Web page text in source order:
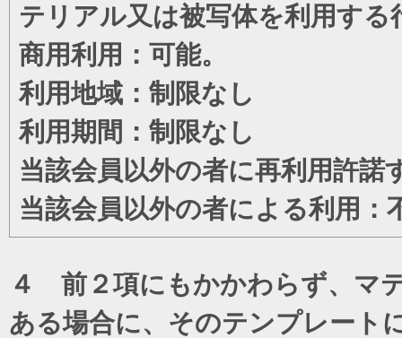
テリアル又は被写体を利用する
商用利用：可能。
利用地域：制限なし
利用期間：制限なし
当該会員以外の者に再利用許諾
当該会員以外の者による利用：
４ 前２項にもかかわらず、マ
ある場合に、そのテンプレート